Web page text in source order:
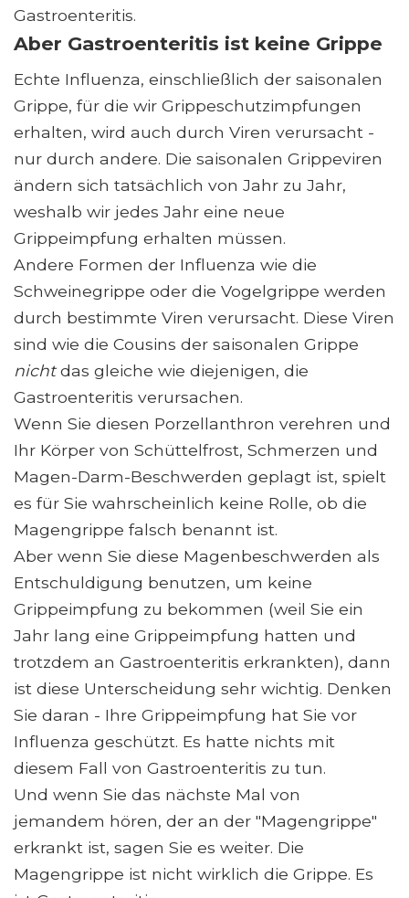
Gastroenteritis.
Aber Gastroenteritis ist keine Grippe
Echte Influenza, einschließlich der saisonalen
Grippe, für die wir Grippeschutzimpfungen
erhalten, wird auch durch Viren verursacht -
nur durch andere. Die saisonalen Grippeviren
ändern sich tatsächlich von Jahr zu Jahr,
weshalb wir jedes Jahr eine neue
Grippeimpfung erhalten müssen.
Andere Formen der Influenza wie die
Schweinegrippe oder die Vogelgrippe werden
durch bestimmte Viren verursacht. Diese Viren
sind wie die Cousins ​​der saisonalen Grippe
nichtdas gleiche wie diejenigen, die
Gastroenteritis verursachen.
Wenn Sie diesen Porzellanthron verehren und
Ihr Körper von Schüttelfrost, Schmerzen und
Magen-Darm-Beschwerden geplagt ist, spielt
es für Sie wahrscheinlich keine Rolle, ob die
Magengrippe falsch benannt ist.
Aber wenn Sie diese Magenbeschwerden als
Entschuldigung benutzen, um keine
Grippeimpfung zu bekommen (weil Sie ein
Jahr lang eine Grippeimpfung hatten und
trotzdem an Gastroenteritis erkrankten), dann
ist diese Unterscheidung sehr wichtig. Denken
Sie daran - Ihre Grippeimpfung hat Sie vor
Influenza geschützt. Es hatte nichts mit
diesem Fall von Gastroenteritis zu tun.
Und wenn Sie das nächste Mal von
jemandem hören, der an der "Magengrippe"
erkrankt ist, sagen Sie es weiter. Die
Magengrippe ist nicht wirklich die Grippe. Es